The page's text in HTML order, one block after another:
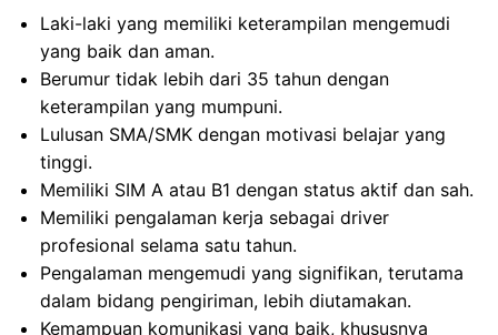
Laki-laki yang memiliki keterampilan mengemudi
yang baik dan aman.
Berumur tidak lebih dari 35 tahun dengan
keterampilan yang mumpuni.
Lulusan SMA/SMK dengan motivasi belajar yang
tinggi.
Memiliki SIM A atau B1 dengan status aktif dan sah.
Memiliki pengalaman kerja sebagai driver
profesional selama satu tahun.
Pengalaman mengemudi yang signifikan, terutama
dalam bidang pengiriman, lebih diutamakan.
Kemampuan komunikasi yang baik, khususnya